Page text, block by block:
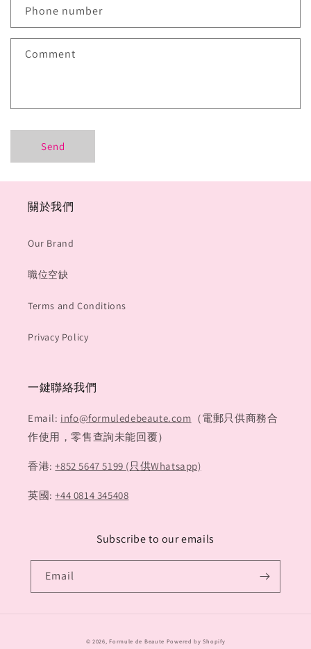
t
f
Phone number
Comment
Send
關於我們
Our Brand
職位空缺
Terms and Conditions
Privacy Policy
一鍵聯絡我們
Email: info@formuledebeaute.com （電郵只供商務合
作使用，零售查詢未能回覆）
香港:+852 5647 5199 (只供Whatsapp)
英國:+44 0814 345408
Subscribe to our emails
Email
© 2026,Formule de Beaute Powered by Shopify